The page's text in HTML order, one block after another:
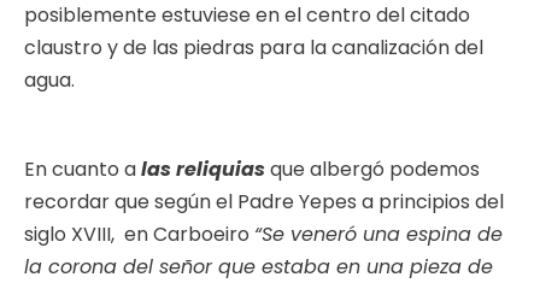
posiblemente estuviese en el centro del citado
claustro y de las piedras para la canalización del
agua.
En cuanto alas reliquiasque albergó podemos
recordar que según el Padre Yepes a principios del
siglo XVIII, en Carboeiro “Se veneró una espina de
la corona del señor que estaba en una pieza de